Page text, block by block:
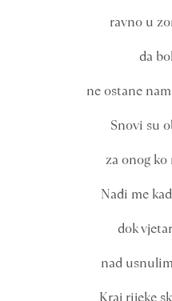
ravno u
da
ne ostane
Snovi su
za onog ko
Nađi me
dok
nad